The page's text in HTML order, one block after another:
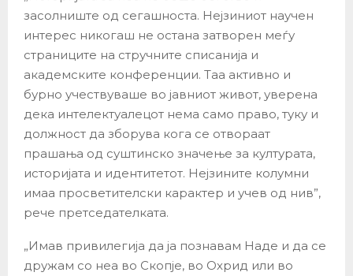
засолниште од сегашноста. Нејзиниот научен
интерес никогаш не остана затворен меѓу
страниците на стручните списанија и
академските конференции. Таа активно и
бурно учествуваше во јавниот живот, уверена
дека интелектуалецот нема само право, туку и
должност да зборува кога се отвораат
прашања од суштинско значење за културата,
историјата и идентитетот. Нејзините колумни
имаа просветителски карактер и учев од нив”,
рече претседателката.
„Имав привилегија да ја познавам Наде и да се
дружам со неа во Скопје, во Охрид или во